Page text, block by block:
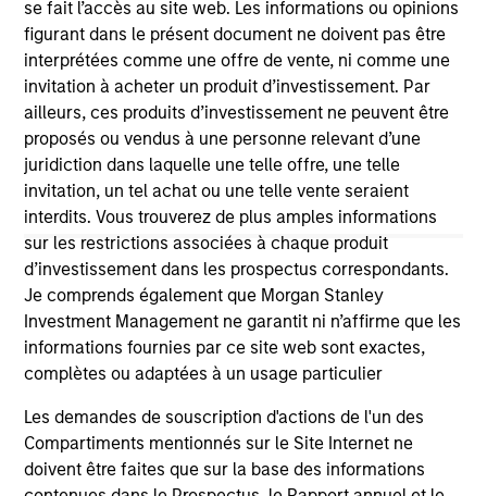
se fait l’accès au site web. Les informations ou opinions
figurant dans le présent document ne doivent pas être
interprétées comme une offre de vente, ni comme une
invitation à acheter un produit d’investissement. Par
ailleurs, ces produits d’investissement ne peuvent être
proposés ou vendus à une personne relevant d’une
juridiction dans laquelle une telle offre, une telle
invitation, un tel achat ou une telle vente seraient
interdits. Vous trouverez de plus amples informations
sur les restrictions associées à chaque produit
d’investissement dans les prospectus correspondants.
Je comprends également que Morgan Stanley
Investment Management ne garantit ni n’affirme que les
informations fournies par ce site web sont exactes,
complètes ou adaptées à un usage particulier
Les demandes de souscription d'actions de l'un des
Compartiments mentionnés sur le Site Internet ne
doivent être faites que sur la base des informations
third party site. We are providing these hyperlinks to you
only as a convenience and the inclusion of any hyperlink is
not and does not imply any endorsement, approval,
investigation, verification or monitoring by us of any
information contained in any hyperlinked site. In no event
shall we be responsible for the information contained on
the site or your use of such site.
Morgan Stanley